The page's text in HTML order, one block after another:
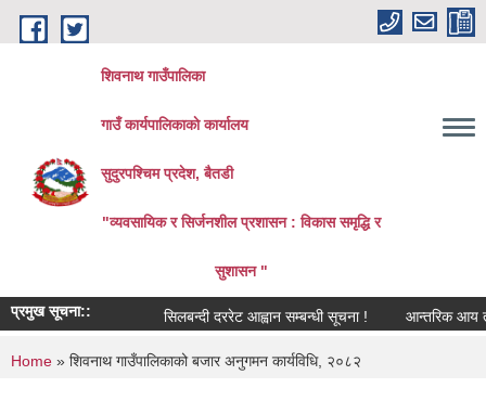
Skip to main content
शिवनाथ गाउँपालिका
गाउँ कार्यपालिकाकाे कार्यालय
सुदुरपश्चिम प्रदेश, बैतडी
"व्यवसायिक र सिर्जनशील प्रशासन : विकास समृद्धि र
सुशासन "
प्रमुख सूचना:: सिलबन्दी दररेट आह्वान सम्बन्धी सूचना ! आन्तरिक आय
You are here
Home » शिवनाथ गाउँपालिकाको बजार अनुगमन कार्यविधि, २०८२